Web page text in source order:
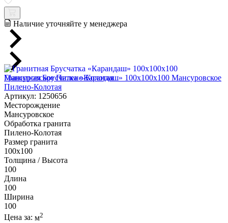
Наличие уточняйте у менеджера
Гранитная Брусчатка «Карандаш» 100х100x100 Мансуровское
Пилено-Колотая
Артикул: 1250656
Месторождение
Мансуровское
Обработка гранита
Пилено-Колотая
Размер гранита
100х100
Толщина / Высота
100
Длина
100
Ширина
100
Цена за: м2